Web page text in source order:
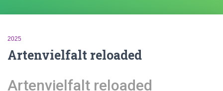
2025
Artenvielfalt reloaded
Artenvielfalt reloaded